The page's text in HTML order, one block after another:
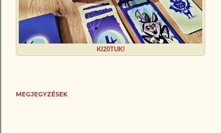
KI20TUK!
MEGJEGYZÉSEK